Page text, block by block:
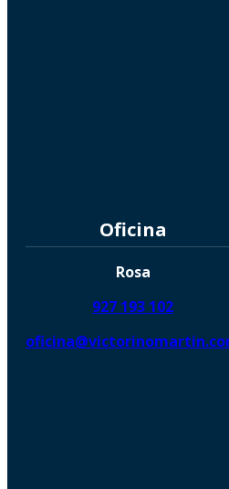
Oficina
Rosa
927 193 102